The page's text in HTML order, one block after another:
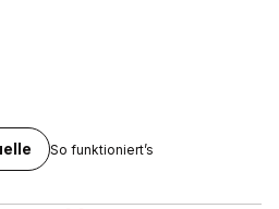
So funktioniert’s